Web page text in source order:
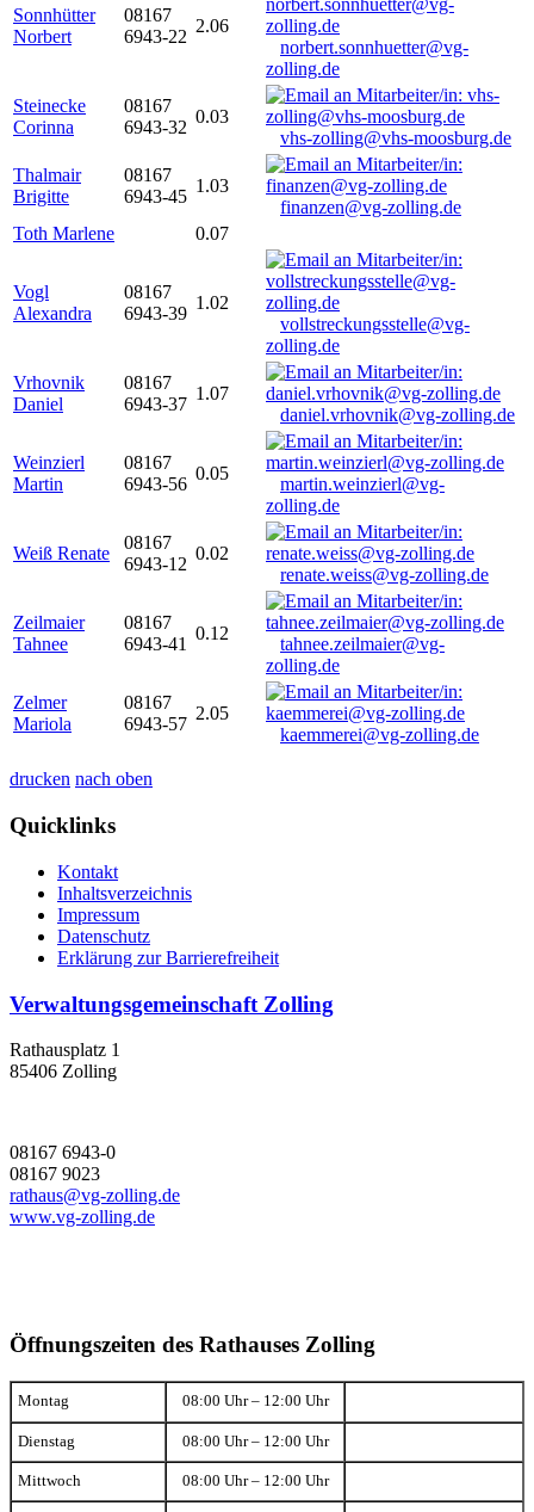
Sonnhütter
Norbert
08167
6943-22
2.06
norbert.sonnhuetter@vg-
zolling.de
Steinecke
Corinna
08167
6943-32
0.03
vhs-zolling@vhs-moosburg.de
Thalmair
Brigitte
08167
6943-45
1.03
finanzen@vg-zolling.de
Toth Marlene
0.07
Vogl
Alexandra
08167
6943-39
1.02
vollstreckungsstelle@vg-
zolling.de
Vrhovnik
Daniel
08167
6943-37
1.07
daniel.vrhovnik@vg-zolling.de
Weinzierl
Martin
08167
6943-56
0.05
martin.weinzierl@vg-
zolling.de
Weiß Renate
08167
6943-12
0.02
renate.weiss@vg-zolling.de
Zeilmaier
Tahnee
08167
6943-41
0.12
tahnee.zeilmaier@vg-
zolling.de
Zelmer
Mariola
08167
6943-57
2.05
kaemmerei@vg-zolling.de
drucken nach oben
Quicklinks
Kontakt
Inhaltsverzeichnis
Impressum
Datenschutz
Erklärung zur Barrierefreiheit
Verwaltungsgemeinschaft Zolling
Rathausplatz 1
85406 Zolling
08167 6943-0
08167 9023
rathaus@vg-zolling.de
www.vg-zolling.de
Öffnungszeiten des Rathauses Zolling
Montag 08:00 Uhr – 12:00 Uhr
Dienstag 08:00 Uhr – 12:00 Uhr
Mittwoch 08:00 Uhr – 12:00 Uhr